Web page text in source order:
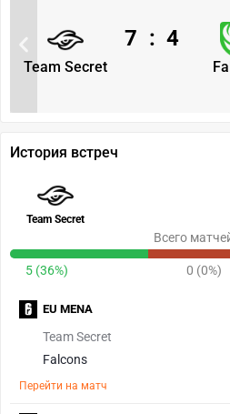
Team Secret
7 : 4
История встреч
Team Secret
Всего
5 (36%) 0 (0%)
Team Secret
Falcons
Перейти на матч
EU MENA